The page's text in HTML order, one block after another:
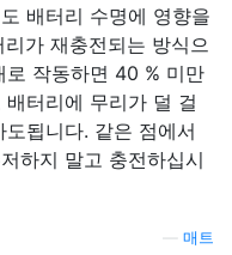
배터리 수명에 영향을
가 재충전되는 방식으
로 작동하면 40 % 미만
터리에 무리가 덜 걸
됩니다. 같은 점에서
하지 말고 충전하십시
매트